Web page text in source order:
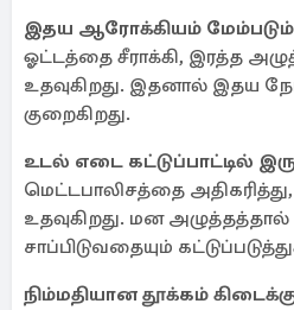
இதய ஆரோக்கியம்
ஓட்டத்தை சீராக்கி, இரத்த
உதவுகிறது. இதனால் இதய
குறைகிறது.
உடல் எடை கட்டுப்பாட்டில்
மெட்டபாலிசத்தை
உதவுகிறது. மன
சாப்பிடுவதையும்
நிம்மதியான தூக்கம்